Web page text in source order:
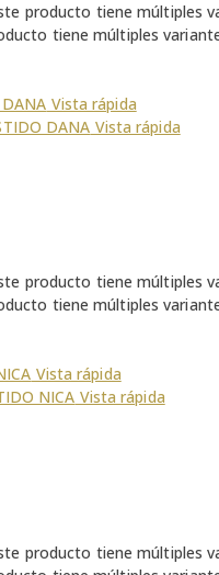
producto tiene múltiples
tiene múltiples
Vista rápida
Vista rápida
producto tiene múltiples
tiene múltiples
Vista rápida
Vista rápida
producto tiene múltiples